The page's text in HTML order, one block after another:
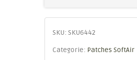
SKU: SKU6442
Categorie: Patches SoftAir